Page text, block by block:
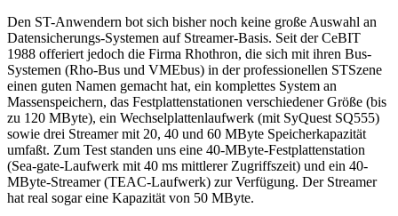
Den ST-Anwendern bot sich bisher noch keine große Auswahl an
Datensicherungs-Systemen auf Streamer-Basis. Seit der CeBIT
1988 offeriert jedoch die Firma Rhothron, die sich mit ihren Bus-
Systemen (Rho-Bus und VMEbus) in der professionellen STSzene
einen guten Namen gemacht hat, ein komplettes System an
Massenspeichern, das Festplattenstationen verschiedener Größe (bis
zu 120 MByte), ein Wechselplattenlaufwerk (mit SyQuest SQ555)
sowie drei Streamer mit 20, 40 und 60 MByte Speicherkapazität
umfaßt. Zum Test standen uns eine 40-MByte-Festplattenstation
(Sea-gate-Laufwerk mit 40 ms mittlerer Zugriffszeit) und ein 40-
MByte-Streamer (TEAC-Laufwerk) zur Verfügung. Der Streamer
hat real sogar eine Kapazität von 50 MByte.